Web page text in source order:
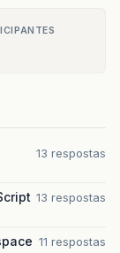
13 respostas
13 respostas
11 respostas